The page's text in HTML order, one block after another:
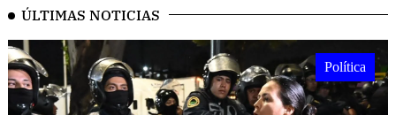
ÚLTIMAS NOTICIAS
Política